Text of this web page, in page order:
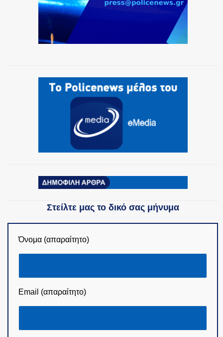
Στείλτε μας το δικό σας μήνυμα
Όνομα (απαραίτητο)
Email (απαραίτητο)